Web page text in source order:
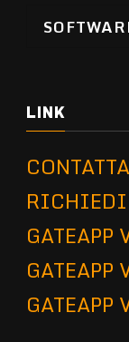
LINK
RICHIEDI
GATEAPP
GATEAPP